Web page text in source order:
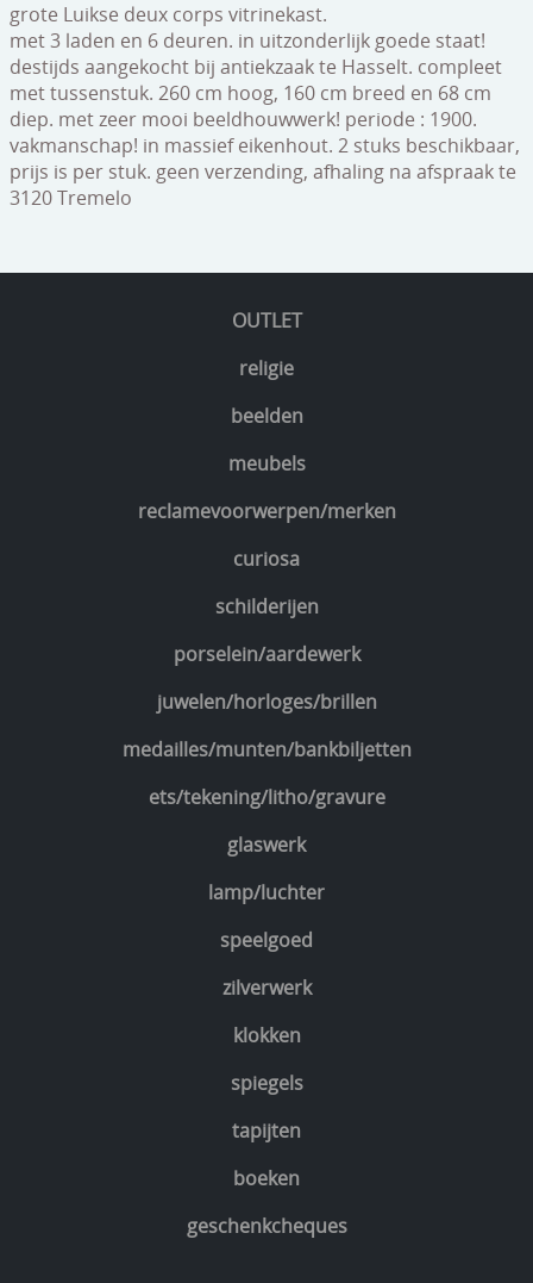
OUTLET
religie
beelden
meubels
reclamevoorwerpen/merken
curiosa
schilderijen
porselein/aardewerk
juwelen/horloges/brillen
medailles/munten/bankbiljetten
ets/tekening/litho/gravure
glaswerk
lamp/luchter
speelgoed
zilverwerk
klokken
spiegels
tapijten
boeken
geschenkcheques
grote Luikse deux corps vitrinekast.
met 3 laden en 6 deuren. in uitzonderlijk goede staat!
destijds aangekocht bij antiekzaak te Hasselt. compleet
met tussenstuk. 260 cm hoog, 160 cm breed en 68 cm
diep. met zeer mooi beeldhouwwerk! periode : 1900.
vakmanschap! in massief eikenhout. 2 stuks beschikbaar,
prijs is per stuk. geen verzending, afhaling na afspraak te
3120 Tremelo